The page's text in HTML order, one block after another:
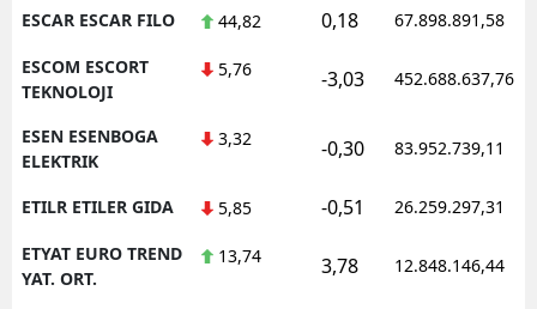
ESCAR ESCAR FILO 44,82 0,18 67.898.891,58
ESCOM ESCORT
TEKNOLOJI
5,76 -3,03 452.688.637,76
ESEN ESENBOGA
ELEKTRIK
3,32 -0,30 83.952.739,11
ETILR ETILER GIDA 5,85 -0,51 26.259.297,31
ETYAT EURO TREND
YAT. ORT.
13,74 3,78 12.848.146,44